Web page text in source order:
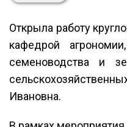
Открыла работу
кафедрой
семеноводства и
Ивановна.